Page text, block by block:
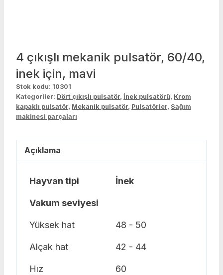
4 çıkışlı mekanik pulsatör, 60/40,
inek için, mavi
Stok kodu: 10301
Kategoriler: Dört çıkışlı pulsatör, İnek pulsatörü, Krom
kapaklı pulsatör, Mekanik pulsatör, Pulsatörler, Sağım
makinesi parçaları
Açıklama
Hayvan tipi İnek
Vakum seviyesi
Yüksek hat 48 - 50
Alçak hat 42 - 44
Hız 60